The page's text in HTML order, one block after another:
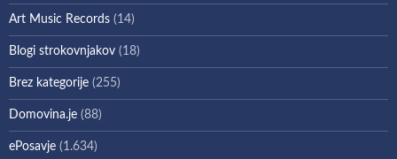
Art Music Records (14)
Blogi strokovnjakov (18)
Brez kategorije (255)
Domovina.je (88)
ePosavje (1.634)